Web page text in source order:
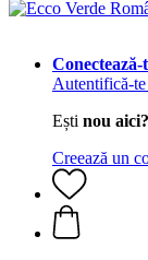
Conectează-
Autentifică-
Ești nou aici?
Creează un